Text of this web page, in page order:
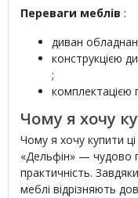
Переваги меблів :
диван
конструкцією
;
комплектацією
Чому я хочу
Чому я хочу купити
«Дельфін» — чудово
практичність.
меблі відрізняють